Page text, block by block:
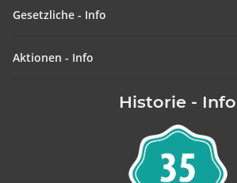
Gesetzliche - Info
Aktionen - Info
Historie - Info